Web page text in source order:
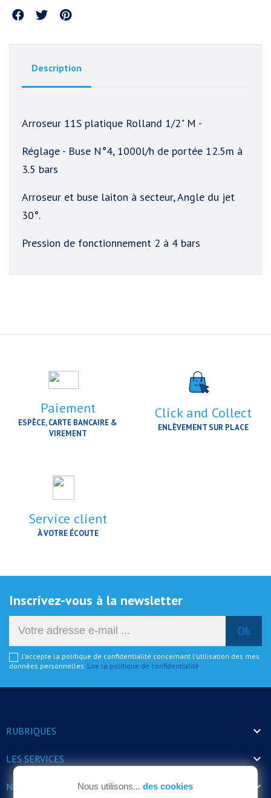
Partager
Description
Arroseur 11S platique Rolland 1/2" M -
Réglage - Buse N°4, 1000l/h de portée 12.5m à
3.5 bars
Arroseur et buse laiton à secteur, Angle du jet
30°.
Pression de fonctionnement 2 à 4 bars
Paiement
ESPÈCE, CARTE BANCAIRE &
VIREMENT
Click and Collect
ENLÈVEMENT SUR PLACE
Service client
À VOTRE ÉCOUTE
Inscrivez-vous à la newsletter
J'accepte la politique de confidentialité concernant l'utilisation des mes
données personnelles. Lire la politique de confidentialité
RUBRIQUES 
LES SERVICES 
NOS HORAIRES 
Nous utilisons... des cookies